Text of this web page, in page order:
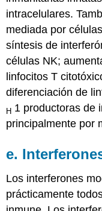
intracelulares.
mediada por
síntesis de
células NK;
linfocitos T
diferenciación de
H 1 productoras de
principalmente por
e.
Los interferones
prácticamente